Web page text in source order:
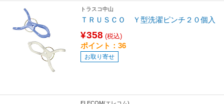
トラスコ中山
ＴＲＵＳＣＯ Ｙ型洗濯ピンチ２０個入
¥358 (税込)
ポイント：36
お取り寄せ